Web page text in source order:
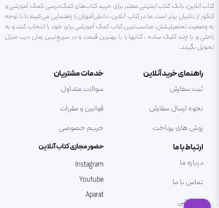
کتاب آنلاین، بانک کتاب اینترنتی معتبر برای خرید کتاب‌های کمک‌درسی ،کمک آموزشی و
کنکور از ناشران برتر است.ما در کتاب آنلاین، دانش‌آموزان را راهنمایی می‌کنیم تا با توجه
به وضعیت تحصیلیشان، مناسب‌ترین کتاب کمک آموزشی برای خود را انتخاب کنند و به
راحتی و با چند کلیک ساده ، کتابها را با بهترین قیمت و در سریع‌ترین زمان درب منزل
تحویل بگیرند.
راهنمای خرید آنلاین
ثبت سفارش
نحوه ارسال سفارش
روش های پرداخت
خدمات مشتریان
سوالات متداول
قوانین و مقررات
حریم خصوصی
ارتباط با ما
درباره ما
تماس با ما
پشتیبانی
حضور مجازی کتاب آنلاین
Instagram
Youtube
Aparat